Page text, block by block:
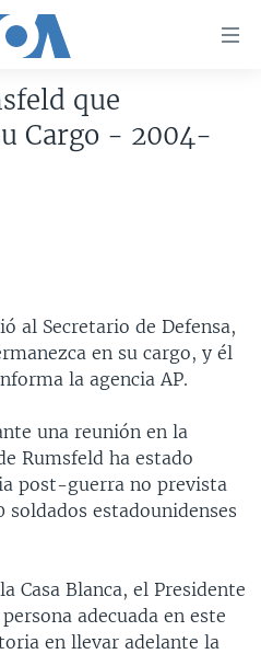
que
Cargo - 2004-
al Secretario de Defensa,
en su cargo, y él
la agencia AP.
una reunión en la
Rumsfeld ha estado
post-guerra no prevista
estadounidenses
Casa Blanca, el Presidente
adecuada en este
en llevar adelante la